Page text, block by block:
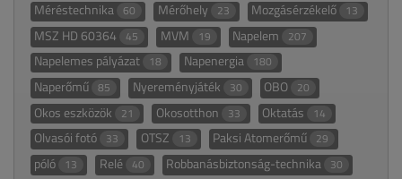
Méréstechnika 60 Mérőhely 23 Mozgásérzékelő 13
MSZ HD 60364 45 MVM 19 Napelem 207
Napelemes pályázat 18 Napenergia 180
Naperőmű 85 Nyereményjáték 30 OBO 20
Okos eszközök 21 Okosotthon 33 Oktatás 14
Olvasói fotó 33 OTSZ 13 Paksi Atomerőmű 29
póló 13 Relé 40 Robbanásbiztonság-technika 30